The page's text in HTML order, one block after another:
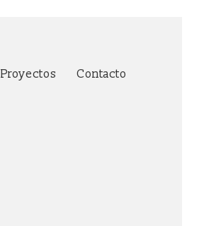
Proyectos Contacto